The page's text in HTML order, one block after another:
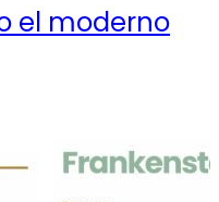
el moderno